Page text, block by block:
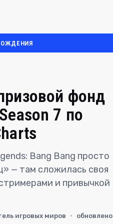
фонд
7 по
Bang Bang просто
— там сложилась своя
и привычкой
игровых миров ·
обновлено